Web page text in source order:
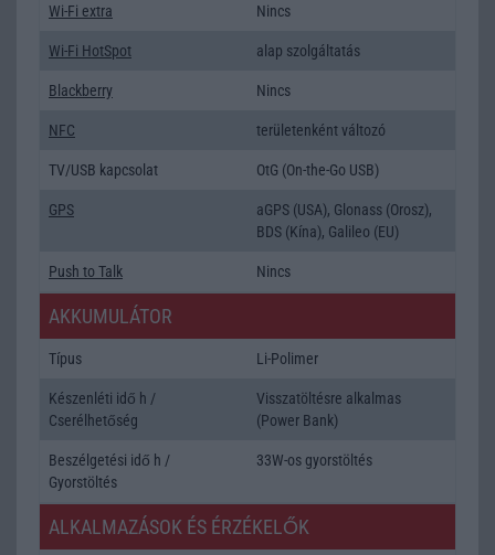
Wi-Fi extra Nincs
Wi-Fi HotSpot alap szolgáltatás
Blackberry Nincs
NFC területenként változó
TV/USB kapcsolat OtG (On-the-Go USB)
GPS
aGPS (USA), Glonass (Orosz),
BDS (Kína), Galileo (EU)
Push to Talk Nincs
AKKUMULÁTOR
Típus Li-Polimer
Készenléti idő h /
Cserélhetőség
Visszatöltésre alkalmas
(Power Bank)
Beszélgetési idő h /
Gyorstöltés
33W-os gyorstöltés
ALKALMAZÁSOK ÉS ÉRZÉKELŐK